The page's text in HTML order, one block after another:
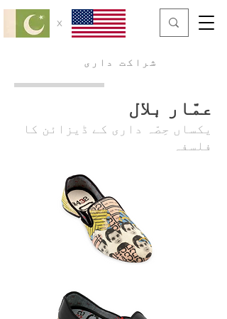
x
شر اکت داری
عمّار بلال
یکساں حِصّہ داری کے ڈیزائن کا
فلسفہ